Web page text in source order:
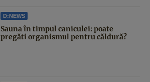
D:NEWS
Sauna în timpul caniculei: poate
pregăti organismul pentru căldură?